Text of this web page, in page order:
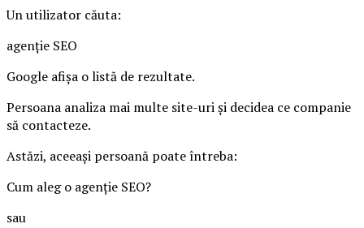
Un utilizator căuta:
agenție SEO
Google afișa o listă de rezultate.
Persoana analiza mai multe site-uri și decidea ce companie
să contacteze.
Astăzi, aceeași persoană poate întreba:
Cum aleg o agenție SEO?
sau